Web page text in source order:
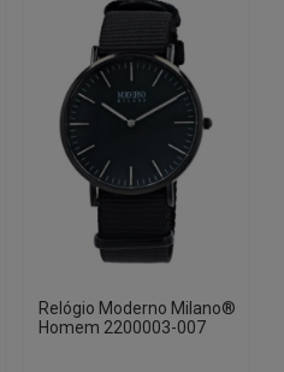
Relógio Moderno Milano®
Homem 2200003-007